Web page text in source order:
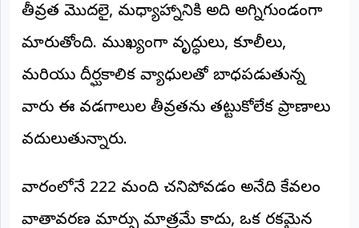
తీవ్రత మొదలై, మధ్యాహ్నానికి అది అగ్నిగుండంగా
మారుతోంది. ముఖ్యంగా వృద్ధులు, కూలీలు,
మరియు దీర్ఘకాలిక వ్యాధులతో బాధపడుతున్న
వారు ఈ వడగాలుల తీవ్రతను తట్టుకోలేక ప్రాణాలు
వదులుతున్నారు.
​వారంలోనే 222 మంది చనిపోవడం అనేది కేవలం
వాతావరణ మార్పు మాత్రమే కాదు, ఒక రకమైన